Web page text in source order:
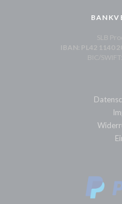
SLB
IBAN: PL42 1140
BIC/